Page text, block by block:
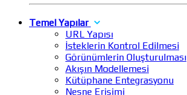
Temel Yapılar
URL Yapısı
İsteklerin Kontrol Edilmesi
Görünümlerin Oluşturulması
Akışın Modellemesi
Kütüphane Entegrasyonu
Nesne Erişimi